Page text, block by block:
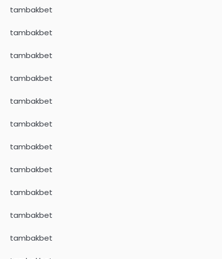
tambakbet
tambakbet
tambakbet
tambakbet
tambakbet
tambakbet
tambakbet
tambakbet
tambakbet
tambakbet
tambakbet